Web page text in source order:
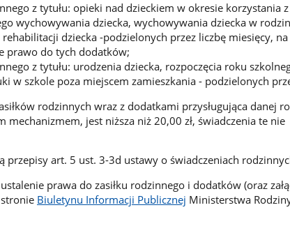
z tytułu: opieki nad dzieckiem w okresie korzystania
wychowywania dziecka, wychowywania dziecka w
dziecka -podzielonych przez liczbę miesięcy,
prawo do tych dodatków;
z tytułu: urodzenia dziecka, rozpoczęcia roku
w szkole poza miejscem zamieszkania - podzielonych
rodzinnych wraz z dodatkami przysługująca danej
mechanizmem, jest niższa niż 20,00 zł, świadczenia te nie
przepisy art. 5 ust. 3-3d ustawy o świadczeniach
prawa do zasiłku rodzinnego i dodatków (oraz
Biuletynu Informacji Publicznej Ministerstwa